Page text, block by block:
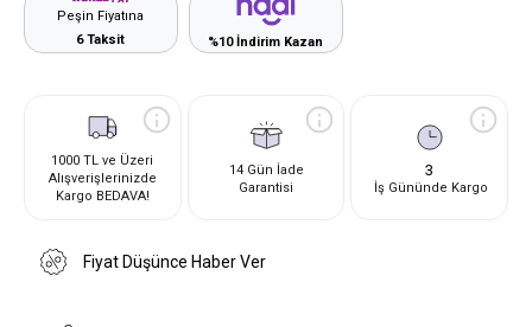
Peşin Fiyatına
6 Taksit
%10 İndirim Kazan
1000 TL ve Üzeri
Alışverişlerinizde
Kargo BEDAVA!
14 Gün İade
Garantisi
3
İş Gününde Kargo
Fiyat Düşünce Haber Ver